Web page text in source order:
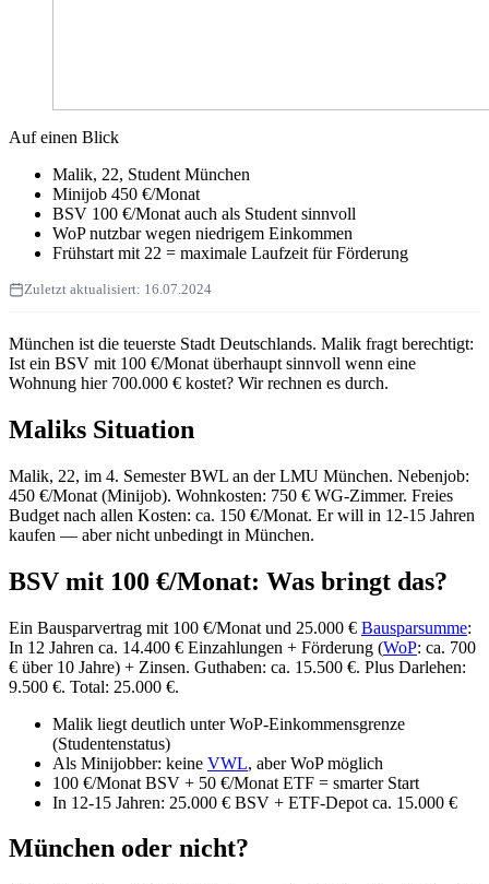
Auf einen Blick
Malik, 22, Student München
Minijob 450 €/Monat
BSV 100 €/Monat auch als Student sinnvoll
WoP nutzbar wegen niedrigem Einkommen
Frühstart mit 22 = maximale Laufzeit für Förderung
Zuletzt aktualisiert: 16.07.2024
München ist die teuerste Stadt Deutschlands. Malik fragt berechtigt:
Ist ein BSV mit 100 €/Monat überhaupt sinnvoll wenn eine
Wohnung hier 700.000 € kostet? Wir rechnen es durch.
Maliks Situation
Malik, 22, im 4. Semester BWL an der LMU München. Nebenjob:
450 €/Monat (Minijob). Wohnkosten: 750 € WG-Zimmer. Freies
Budget nach allen Kosten: ca. 150 €/Monat. Er will in 12-15 Jahren
kaufen — aber nicht unbedingt in München.
BSV mit 100 €/Monat: Was bringt das?
Ein Bausparvertrag mit 100 €/Monat und 25.000 € Bausparsumme:
In 12 Jahren ca. 14.400 € Einzahlungen + Förderung (WoP: ca. 700
€ über 10 Jahre) + Zinsen. Guthaben: ca. 15.500 €. Plus Darlehen:
9.500 €. Total: 25.000 €.
Malik liegt deutlich unter WoP-Einkommensgrenze
(Studentenstatus)
Als Minijobber: keine VWL, aber WoP möglich
100 €/Monat BSV + 50 €/Monat ETF = smarter Start
In 12-15 Jahren: 25.000 € BSV + ETF-Depot ca. 15.000 €
München oder nicht?